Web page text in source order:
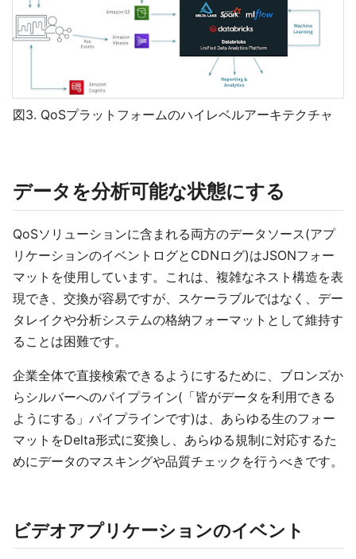
図3. QoSプラットフォームのハイレベルアーキテクチャ
データを分析可能な状態にする
QoSソリューションに含まれる両方のデータソース(アプ
リケーションのイベントログとCDNログ)はJSONフォー
マットを使用しています。これは、複雑なネスト構造を表
現でき、交換が容易ですが、スケーラブルではなく、デー
タレイクや分析システムの格納フォーマットとして維持す
ることは困難です。
企業全体で直接検索できるようにするために、ブロンズか
らシルバーへのパイプライン(「皆がデータを利用できる
ようにする」パイプラインです)は、あらゆる生のフォー
マットをDelta形式に変換し、あらゆる規制に対応するた
めにデータのマスキングや品質チェックを行うべきです。
ビデオアプリケーションのイベント